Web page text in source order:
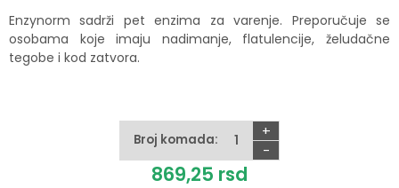
Enzynorm sadrži pet enzima za varenje. Preporučuje se
osobama koje imaju nadimanje, flatulencije, želudačne
tegobe i kod zatvora.
Broj komada:
+
-
869,25 rsd